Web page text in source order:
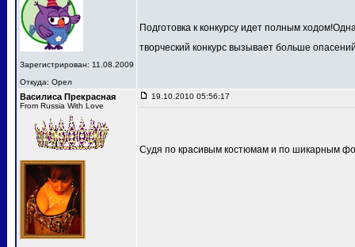
Зарегистрирован: 11.08.2009
Откуда: Орел
Подготовка к конкурсу идет полным
творческий конкурс вызывает больше
Василиса Прекрасная
From Russia With Love
19.10.2010 05:56:17
Судя по красивым костюмам и по шикарным